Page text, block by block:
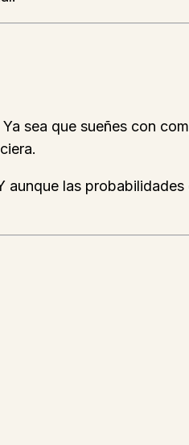
sea que sueñes con
las probabilidades